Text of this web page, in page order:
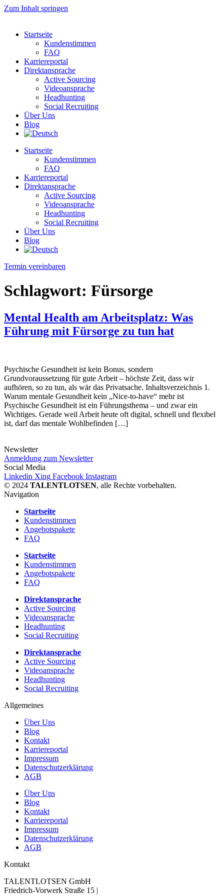
Zum Inhalt springen
Startseite
Kundenstimmen
FAQ
Karriereportal
Direktansprache
Active Sourcing
Videoansprache
Headhunting
Social Recruiting
Über Uns
Blog
Startseite
Kundenstimmen
FAQ
Karriereportal
Direktansprache
Active Sourcing
Videoansprache
Headhunting
Social Recruiting
Über Uns
Blog
Termin vereinbaren
Schlagwort: Fürsorge
Mental Health am Arbeitsplatz: Was
Führung mit Fürsorge zu tun hat
Psychische Gesundheit ist kein Bonus, sondern
Grundvoraussetzung für gute Arbeit – höchste Zeit, dass wir
aufhören, so zu tun, als wär das Privatsache. Inhaltsverzeichnis 1.
Warum mentale Gesundheit kein „Nice-to-have“ mehr ist
Psychische Gesundheit ist ein Führungsthema – und zwar ein
Wichtiges. Gerade weil Arbeit heute oft digital, schnell und flexibel
ist, darf das mentale Wohlbefinden […]
Newsletter
Anmeldung zum Newsletter
Social Media
Linkedin Xing Facebook Instagram
© 2024 TALENTLOTSEN, alle Rechte vorbehalten.
Navigation
Startseite
Kundenstimmen
Angebotspakete
FAQ
Startseite
Kundenstimmen
Angebotspakete
FAQ
Direktansprache
Active Sourcing
Videoansprache
Headhunting
Social Recruiting
Direktansprache
Active Sourcing
Videoansprache
Headhunting
Social Recruiting
Allgemeines
Über Uns
Blog
Kontakt
Karriereportal
Impressum
Datenschutzerklärung
AGB
Über Uns
Blog
Kontakt
Karriereportal
Impressum
Datenschutzerklärung
AGB
Kontakt
TALENTLOTSEN GmbH
Friedrich-Vorwerk Straße 15 |